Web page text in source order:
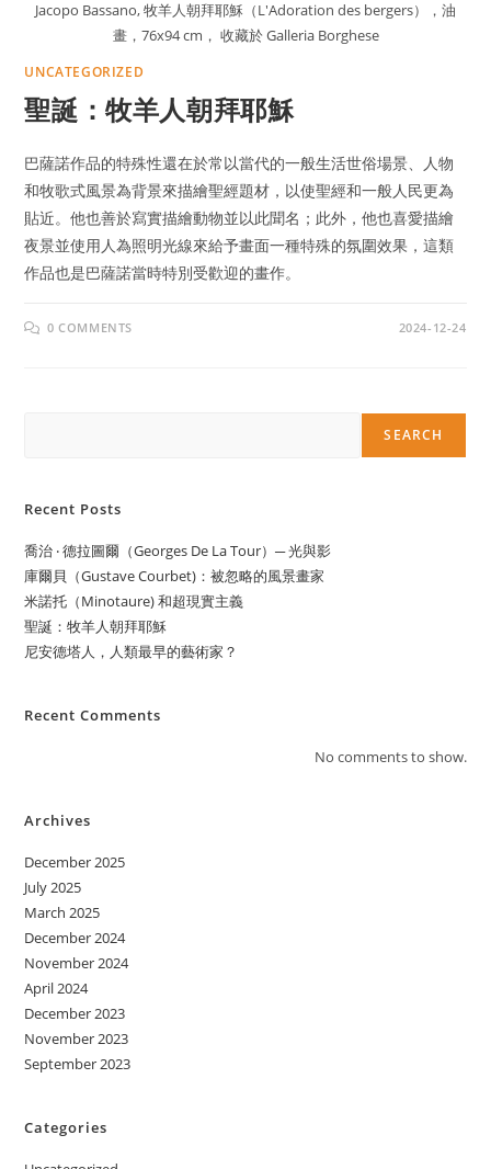
Jacopo Bassano, 牧羊人朝拜耶穌（L'Adoration des bergers），油
畫，76x94 cm， 收藏於 Galleria Borghese
UNCATEGORIZED
聖誕：牧羊人朝拜耶穌
巴薩諾作品的特殊性還在於常以當代的一般生活世俗場景、人物
和牧歌式風景為背景來描繪聖經題材，以使聖經和一般人民更為
貼近。他也善於寫實描繪動物並以此聞名；此外，他也喜愛描繪
夜景並使用人為照明光線來給予畫面一種特殊的氛圍效果，這類
作品也是巴薩諾當時特別受歡迎的畫作。
0 COMMENTS 2024-12-24
SEARCH
Recent Posts
喬治 ‧ 德拉圖爾（Georges De La Tour）─ 光與影
庫爾貝（Gustave Courbet)：被忽略的風景畫家
米諾托（Minotaure) 和超現實主義
聖誕：牧羊人朝拜耶穌
尼安德塔人，人類最早的藝術家？
Recent Comments
No comments to show.
Archives
December 2025
July 2025
March 2025
December 2024
November 2024
April 2024
December 2023
November 2023
September 2023
Categories